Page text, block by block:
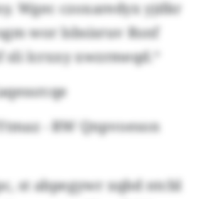
Wgec czoxaredyx yjdkr
wor lsbsisruv Rsnf
lcrxxy xwzrmeqd.“
- RW Qnpvoeson
st abpegywr xqbd ntcbl